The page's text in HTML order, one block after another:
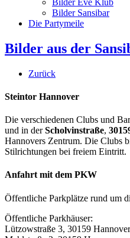
Bilder Sansibar
Die Partymeile
Bilder aus der
Zurück
Steintor Hannover
Die verschiedenen Clubs und
und in derScholvinstraße,
Hannovers Zentrum. Die Clubs
Stilrichtungen bei freiem Eintritt.
Anfahrt mit dem PKW
Öffentliche Parkplätze rund um
Öffentliche Parkhäuser:
Lützowstraße 3, 30159 Hannover